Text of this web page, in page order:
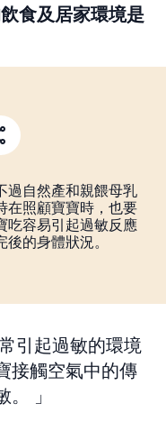
食及居家環境是
過自然產和親餵母乳
在照顧寶寶時，也要
吃容易引起過敏反應
的身體狀況。
引起過敏的環境
接觸空氣中的傳
。